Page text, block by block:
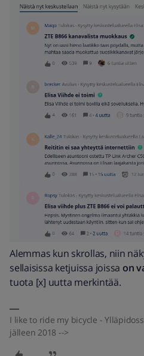
Alemmas kun skrollas, niin
sellaisissa ketjuissa joissa on
tuota [x] uutta merkintää.
I like to ride my bicycle -
jälleen 2018 -->